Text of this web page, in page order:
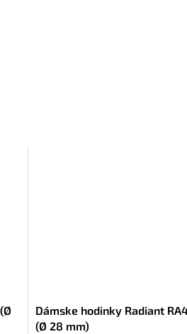
Dámske hodinky Radiant
(Ø 28 mm)